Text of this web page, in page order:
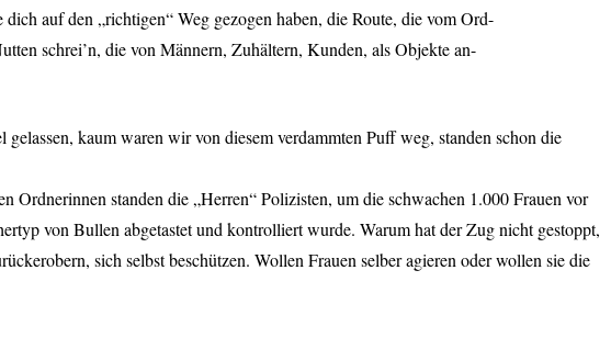
auf den „richtigen“ Weg gezogen haben, die Route, die vom Ord-
schrei’n, die von Männern, Zuhältern, Kunden, als Objekte an-
kaum waren wir von diesem verdammten Puff weg, standen schon die
standen die „Herren“ Polizisten, um die schwachen 1.000 Frauen vor
von Bullen abgetastet und kontrolliert wurde. Warum hat der Zug nicht gestoppt,
sich selbst beschützen. Wollen Frauen selber agieren oder wollen sie die